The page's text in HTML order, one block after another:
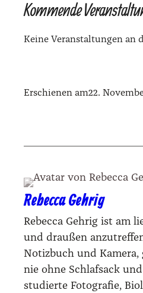
Kommende
Kei­ne Ver­an­stal­tun­gen an
Erschienen am22.
Rebecca Gehrig
Rebecca Gehrig ist am
und draußen
Notizbuch und
nie ohne Schlafsack
studierte Fotografie,